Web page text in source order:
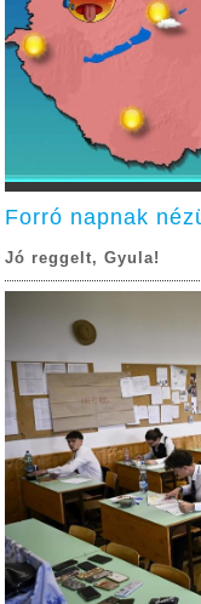
Forró napnak
Jó reggelt, Gyula!